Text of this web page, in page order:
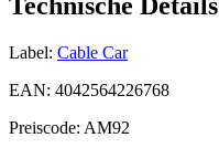
Label: Cable Car
EAN: 4042564226768
Preiscode: AM92